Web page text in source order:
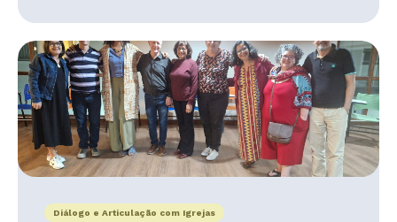
Diálogo e Articulação com Igrejas